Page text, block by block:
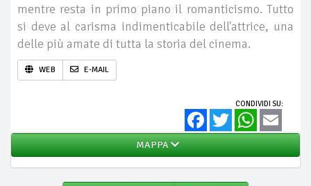
mentre resta in primo piano il romanticismo. Tutto
si deve al carisma indimenticabile dell'attrice, una
delle più amate di tutta la storia del cinema.
WEB E-MAIL
CONDIVIDI SU:
FacebookTwitter WhatsApp
MAPPA